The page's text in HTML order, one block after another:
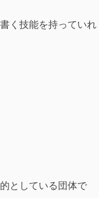
く技能を持っていれ
としている団体で